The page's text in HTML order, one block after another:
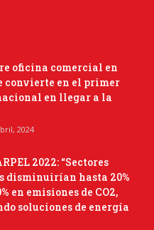
oficina comercial en
convierte en el primer
en llegar a la
2024
2022: “Sectores
disminuirían hasta 20%
en emisiones de CO2,
soluciones de energía